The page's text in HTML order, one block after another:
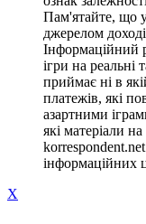
Пам'ятайте, що
джерелом
Інформаційний
ігри на реальні
приймає ні в
платежів, які
азартними
які матеріали
інформаційних
X